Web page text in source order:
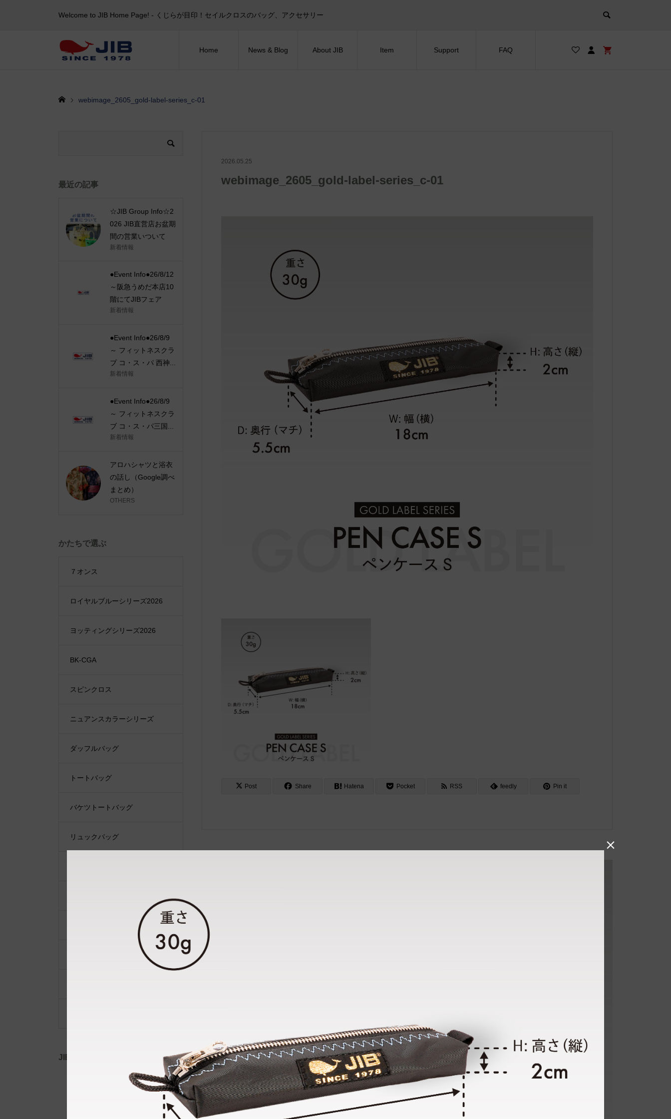
Welcome to JIB Home Page! ‐ くじらが目印！セイルクロスのバッグ、アクセサリー
Home News & Blog About JIB Item Support FAQ
webimage_2605_gold-label-series_c-01
2026.05.25
webimage_2605_gold-label-series_c-01
Post Share Hatena Pocket RSS feedly Pin it
最近の記事
☆JIB Group Info☆2
026 JIB直営店お盆期
間の営業いついて
新着情報
●Event Info●26/8/12
～阪急うめだ本店10
階にてJIBフェア
新着情報
●Event Info●26/8/9
～ フィットネスクラ
ブ コ・ス・パ 西神...
新着情報
●Event Info●26/8/9
～ フィットネスクラ
ブ コ・ス・パ三国...
新着情報
アロハシャツと浴衣
の話し（Google調べ
まとめ）
OTHERS
かたちで選ぶ
７オンス
ロイヤルブルーシリーズ2026
ヨッティングシリーズ2026
BK-CGA
スピンクロス
ニュアンスカラーシリーズ
ダッフルバッグ
トートバッグ
バケツトートバッグ
リュックバッグ
JIB公式SNS
